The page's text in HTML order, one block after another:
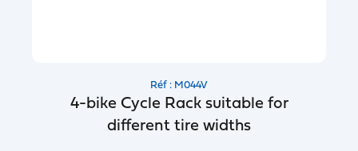
Réf : M044V
4-bike Cycle Rack suitable for
different tire widths